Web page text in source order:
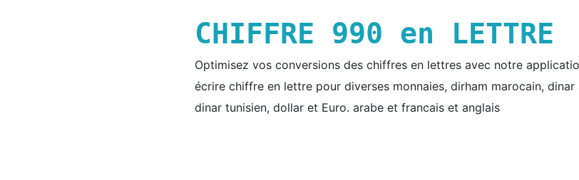
CHIFFRE 990 en LETTRE
Optimisez vos conversions des chiffres en lettres avec notre
écrire chiffre en lettre pour diverses monnaies, dirham marocain, dinar
dinar tunisien, dollar et Euro. arabe et francais et anglais